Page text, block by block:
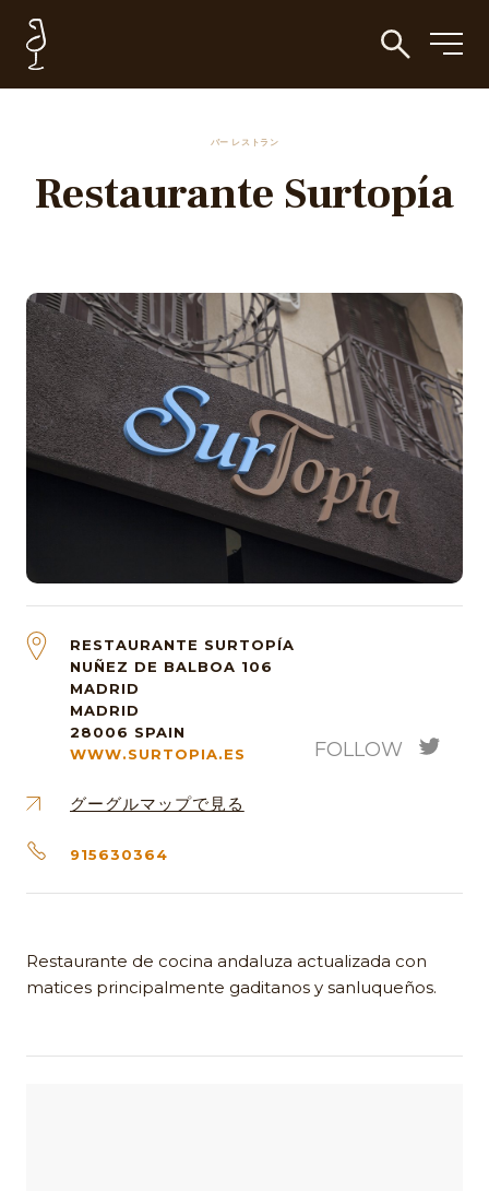
バー レストラン
Restaurante Surtopía
RESTAURANTE SURTOPÍA
NUÑEZ DE BALBOA 106
MADRID
MADRID
28006 SPAIN
WWW.SURTOPIA.ES
グーグルマップで見る
915630364
FOLLOW
Restaurante de cocina andaluza actualizada con
matices principalmente gaditanos y sanluqueños.